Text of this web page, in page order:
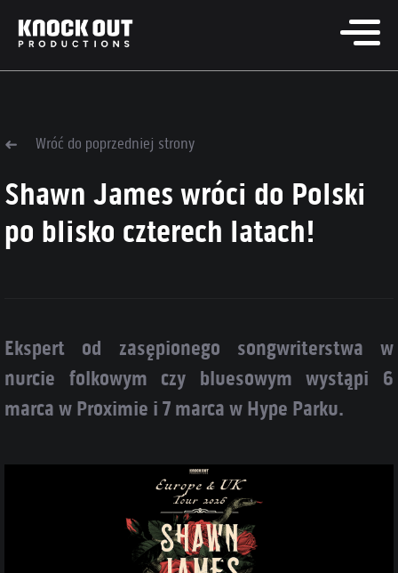
Wróć do poprzedniej strony
Shawn James wróci do Polski
po blisko czterech latach!
Ekspert od zasępionego songwriterstwa w
nurcie folkowym czy bluesowym wystąpi 6
marca w Proximie i 7 marca w Hype Parku.